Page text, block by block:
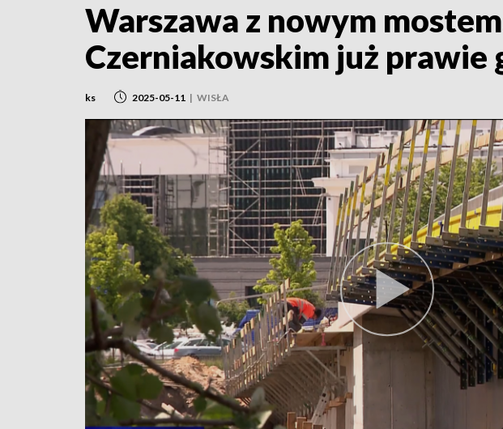
Warszawa z nowym
Czerniakowskim już prawie
ks 2025-05-11 | WISŁA